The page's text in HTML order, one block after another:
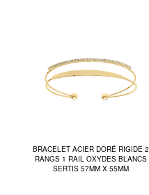
BRACELET ACIER DORÉ RIGIDE 2
RANGS 1 RAIL OXYDES BLANCS
SERTIS 57MM X 55MM